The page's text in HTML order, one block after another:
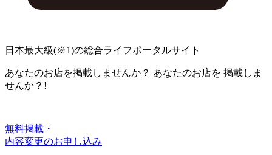
日本最大級(※1)の総合ライフポータルサイト
あなたのお店を掲載しませんか？ あなたのお店を 掲載しま
せんか？!
無料掲載・
内容変更のお申し込み